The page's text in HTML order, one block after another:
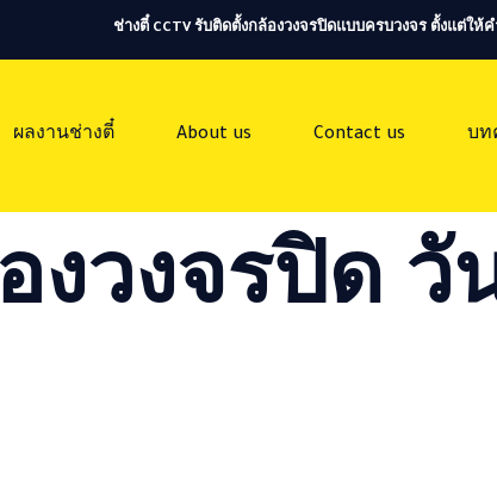
ช่างตี๋ CCTV รับติดตั้งกล้องวงจรปิดแบบครบวงจร ตั้งแต่
ผลงานช่างตี๋ About us Contact us บท
งวงจรปิด วั